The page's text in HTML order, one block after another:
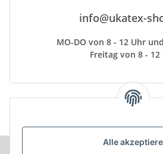
Alle
info@ukatex-
MO-DO von 8 - 12 Uhr
Freitag von 8 - 12